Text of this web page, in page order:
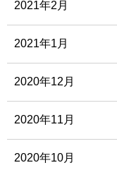
2021年2月
2021年1月
2020年12月
2020年11月
2020年10月